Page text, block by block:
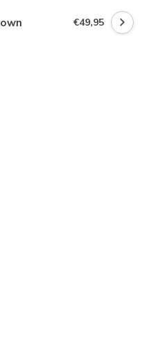
€49,95